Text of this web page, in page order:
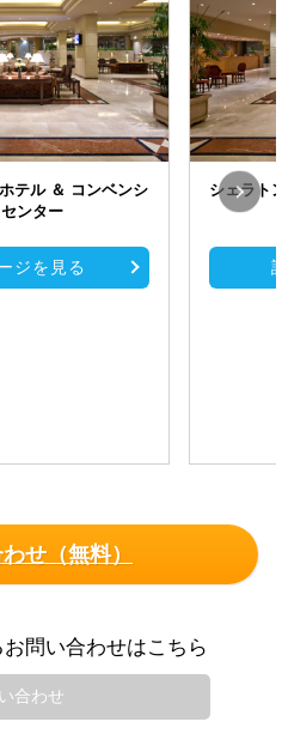
テル ＆ コンベンシ
ンター
ジを見る
シェラト
せ（無料）
問い合わせはこちら
合わせ